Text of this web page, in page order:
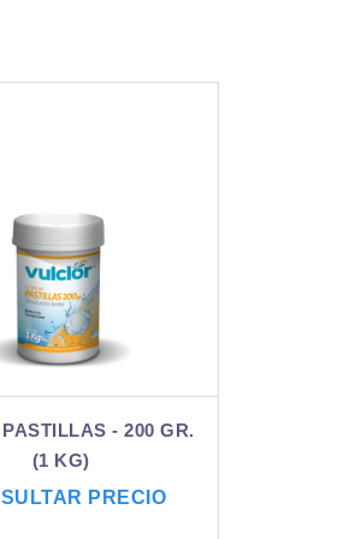
- 200 GR.
(1 KG)
PRECIO